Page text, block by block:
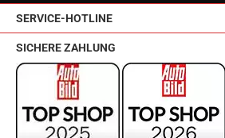
SERVICE-HOTLINE
SICHERE ZAHLUNG